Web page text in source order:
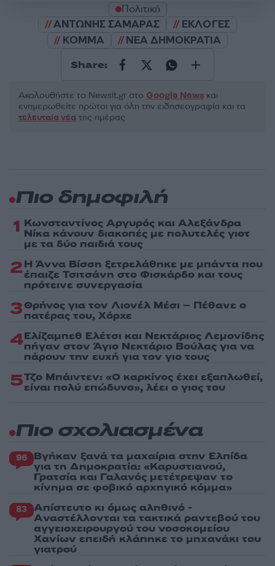
Πολιτική
ΑΝΤΩΝΗΣ ΣΑΜΑΡΑΣ
ΕΚΛΟΓΕΣ
ΚΟΜΜΑ
ΝΕΑ ΔΗΜΟΚΡΑΤΙΑ
Share:
Ακολουθήστε το Νewsit.gr στο Google News και
ενημερωθείτε πρώτοι για όλη την ειδησεογραφία και τα
τελευταία νέα της ημέρας
Πιο δημοφιλή
1 Κωνσταντίνος Αργυρός και Αλεξάνδρα
Νίκα κάνουν διακοπές με πολυτελές γιοτ
με τα δύο παιδιά τους
2Η Άννα Βίσση ξετρελάθηκε με μπάντα που
έπαιζε Τσιτσάνη στο Φισκάρδο και τους
πρότεινε συνεργασία
3Θρήνος για τον Λιονέλ Μέσι – Πέθανε ο
πατέρας του, Χόρχε
4Ελίζαμπεθ Ελέτσι και Νεκτάριος Λεμονίδης
πήγαν στον Άγιο Νεκτάριο Βούλας για να
πάρουν την ευχή για τον γιο τους
5Τζο Μπάιντεν: «Ο καρκίνος έχει εξαπλωθεί,
είναι πολύ επώδυνο», λέει ο γιος του
Πιο σχολιασμένα
96 Βγήκαν ξανά τα μαχαίρια στην Ελπίδα
για τη Δημοκρατία: «Καρυστιανού,
Γρατσία και Γαλανός μετέτρεψαν το
κίνημα σε φοβικό αρχηγικό κόμμα»
83 Απίστευτο κι όμως αληθινό -
Aναστέλλονται τα τακτικά ραντεβού του
αγγειοχειρουργού του νοσοκομείου
Χανίων επειδή κλάπηκε το μηχανάκι του
γιατρού